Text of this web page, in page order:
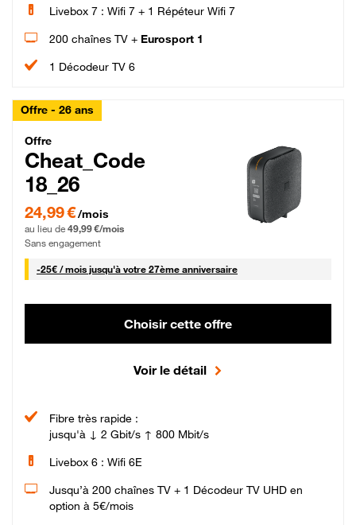
Livebox 7 : Wifi 7 + 1 Répéteur Wifi 7
200 chaînes TV + Eurosport 1
1 Décodeur TV 6
Offre - 26 ans
Cheat_Code Fibre_18_26
Offre
Cheat_Code
18_26
24,99 € par mois pendant 0 mois puis 49,99 € par mois, Sans engagement
24,99 €/mois
au lieu de 49,99 €/mois
Sans engagement
-25€ / mois25 € par mois
jusqu'à votre 27ème anniversaire
Choisir cette offre
Voir le détail
Fibre très rapide :
jusqu'à ↓ 2 Gbit/s ↑ 800 Mbit/s
Livebox 6 : Wifi 6E
Jusqu’à 200 chaînes TV + 1 Décodeur TV UHD en
option à 5€/mois